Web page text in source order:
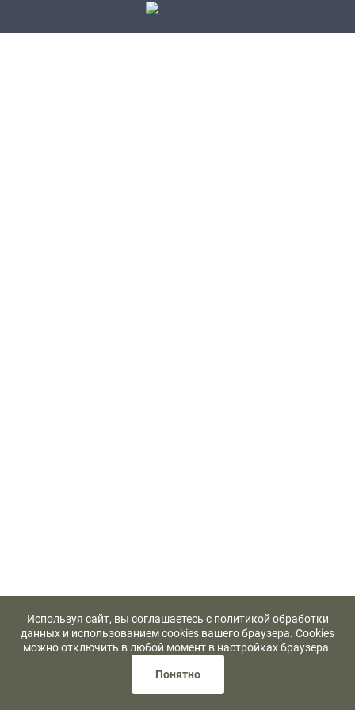
Используя сайт, вы соглашаетесь с политикой обработки
данных и использованием cookies вашего браузера. Cookies
можно отключить в любой момент в настройках браузера.
Понятно